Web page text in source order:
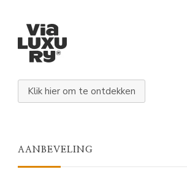
Klik hier om te ontdekken
AANBEVELING